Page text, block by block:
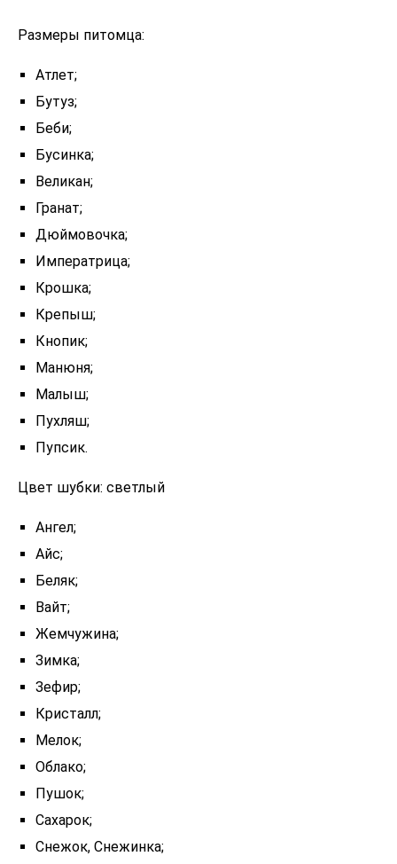
Размеры питомца:
Атлет;
Бутуз;
Беби;
Бусинка;
Великан;
Гранат;
Дюймовочка;
Императрица;
Крошка;
Крепыш;
Кнопик;
Манюня;
Малыш;
Пухляш;
Пупсик.
Цвет шубки: светлый
Ангел;
Айс;
Беляк;
Вайт;
Жемчужина;
Зимка;
Зефир;
Кристалл;
Мелок;
Облако;
Пушок;
Сахарок;
Снежок, Снежинка;